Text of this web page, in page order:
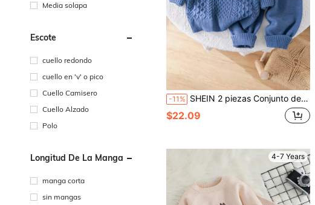
Media solapa
Escote
cuello redondo
cuello en 'v' o pico
Cuello Camisero
Cuello Alzado
Polo
Longitud De La Manga
manga corta
sin mangas
-11% SHEIN 2 piezas Conjunto de suéter de cuello alto de manga larga y pantalones de suéter de cintura elástica de estilo escolar casual y holgado para niños pequeños, cómodo y cálido, adecuado para atuendos de niños, ropa de niño pequeño, regreso a la escuela, fiesta de cumpleaños, boda, uso diario, al aire libre, deportes, otoño e invierno
$22.09
4-7 Years